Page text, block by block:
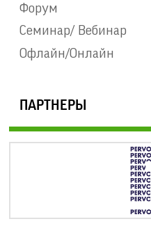
Форум
Семинар/ Вебинар
Офлайн/Онлайн
ПАРТНЕРЫ